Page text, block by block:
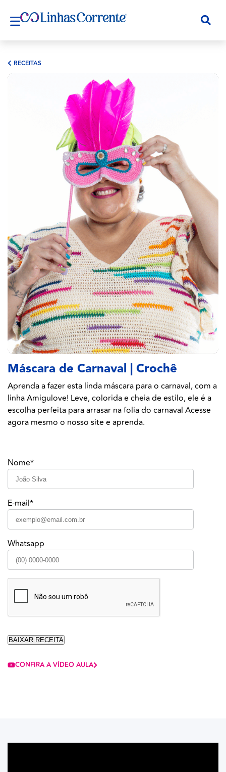
RECEITAS
Máscara de Carnaval | Crochê
Aprenda a fazer esta linda máscara para o carnaval, com a
linha Amigulove! Leve, colorida e cheia de estilo, ele é a
escolha perfeita para arrasar na folia do carnaval Acesse
agora mesmo o nosso site e aprenda.
Nome*
E-mail*
Whatsapp
CONFIRA A VÍDEO AULA